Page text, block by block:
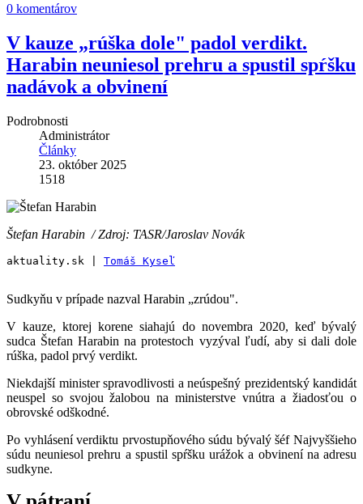
0 komentárov
V kauze „rúška dole" padol verdikt.
Harabin neuniesol prehru a spustil spŕšku
nadávok a obvinení
Podrobnosti
Administrátor
Články
23. október 2025
1518
Štefan Harabin /Zdroj: TASR/Jaroslav Novák
aktuality.sk | Tomáš Kyseľ
Sudkyňu v prípade nazval Harabin „zrúdou".
V kauze, ktorej korene siahajú do novembra 2020, keď bývalý
sudca Štefan Harabin na protestoch vyzýval ľudí, aby si dali dole
rúška, padol prvý verdikt.
Niekdajší minister spravodlivosti a neúspešný prezidentský kandidát
neuspel so svojou žalobou na ministerstve vnútra a žiadosťou o
obrovské odškodné.
Po vyhlásení verdiktu prvostupňového súdu bývalý šéf Najvyššieho
súdu neuniesol prehru a spustil spŕšku urážok a obvinení na adresu
sudkyne.